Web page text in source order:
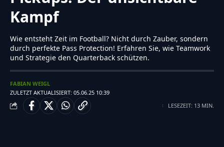
Kampf
Wie entsteht Zeit im Football? Nicht durch Zauber, sondern
durch perfekte Pass Protection! Erfahren Sie, wie Teamwork
und Strategie den Quarterback schützen.
ZULETZT AKTUALISIERT: 05.06.25 10:39
FABIAN WEIGL
LESEZEIT: 13 MIN.